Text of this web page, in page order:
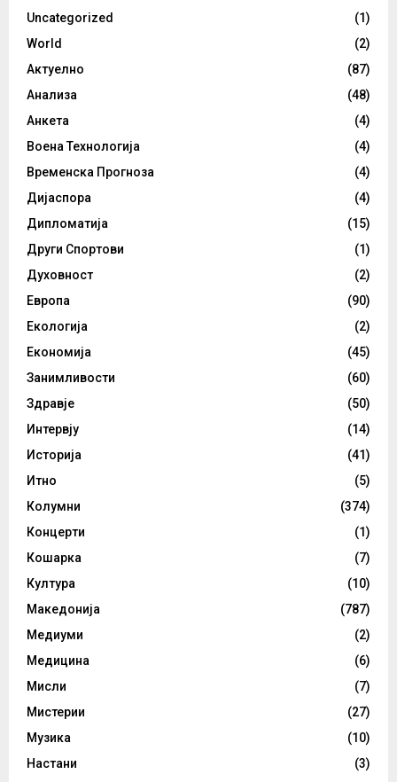
Uncategorized
(1)
World
(2)
Актуелно
(87)
Анализа
(48)
Анкета
(4)
Воена Технологија
(4)
Временска Прогноза
(4)
Дијаспора
(4)
Дипломатија
(15)
Други Спортови
(1)
Духовност
(2)
Европа
(90)
Екологија
(2)
Економија
(45)
Занимливости
(60)
Здравје
(50)
Интервју
(14)
Историја
(41)
Итно
(5)
Колумни
(374)
Концерти
(1)
Кошарка
(7)
Култура
(10)
Македонија
(787)
Медиуми
(2)
Медицина
(6)
Мисли
(7)
Мистерии
(27)
Музика
(10)
Настани
(3)